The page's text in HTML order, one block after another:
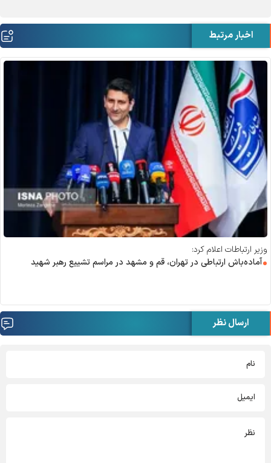
اخبار مرتبط
وزیر ارتباطات اعلام کرد:
آماده‌باش ارتباطی در تهران، قم و مشهد در مراسم تشییع رهبر شهید
ارسال نظر